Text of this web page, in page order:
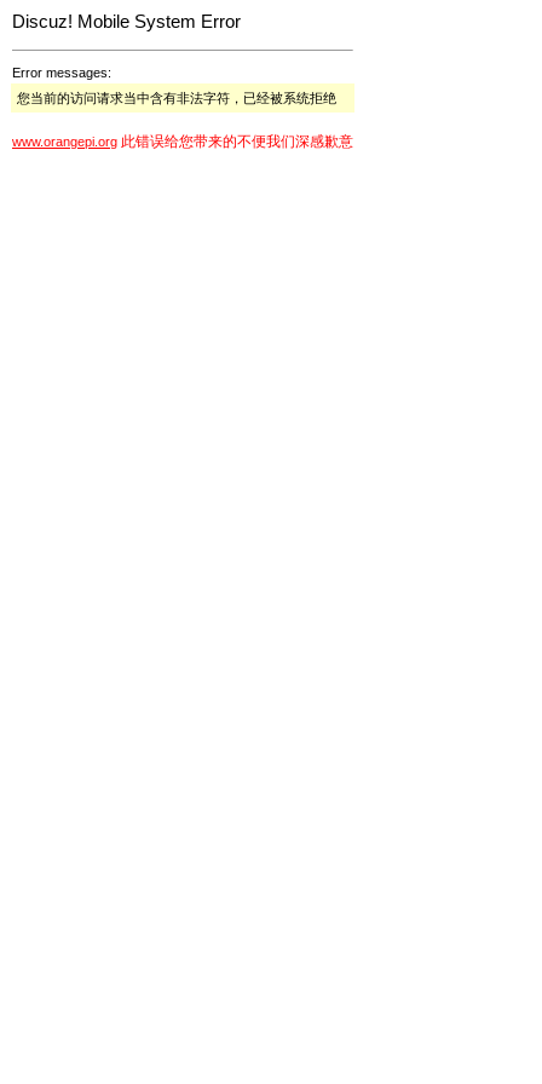
Discuz! Mobile System Error
Error messages:
您当前的访问请求当中含有非法字符，已经被系统拒绝
www.orangepi.org 此错误给您带来的不便我们深感歉意